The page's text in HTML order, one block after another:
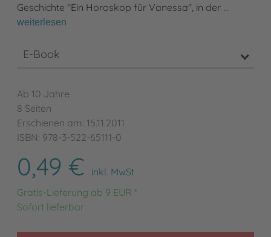
Geschichte "Ein Horoskop für Vanessa", in der …
weiterlesen
E-Book
Ab 10 Jahre
8 Seiten
Erschienen am: 15.11.2011
ISBN: 978-3-522-65111-0
0,49 €
inkl. MwSt
Gratis-Lieferung ab 9 EUR *
Sofort lieferbar